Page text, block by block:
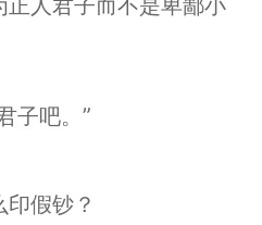
子吧。”
假钞？